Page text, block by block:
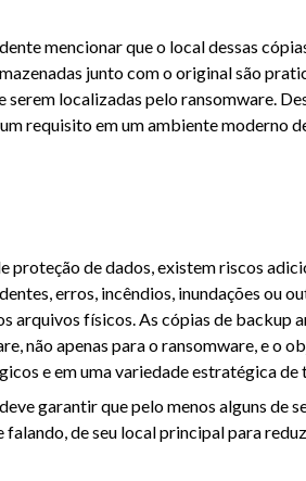
mencionar que o local dessas
junto com o original são
localizadas pelo ransomware.
requisito em um ambiente moderno
de dados, existem riscos
erros, incêndios, inundações ou
arquivos físicos. As cópias de backup
não apenas para o ransomware, e o
e em uma variedade estratégica de
garantir que pelo menos alguns de
de seu local principal para